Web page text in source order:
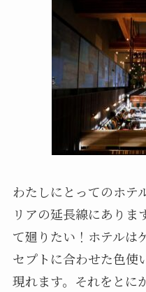
わたしにとってのホテ
リアの延長線にありま
て廻りたい！ホテルは
セプトに合わせた色使
現れます。それをとに